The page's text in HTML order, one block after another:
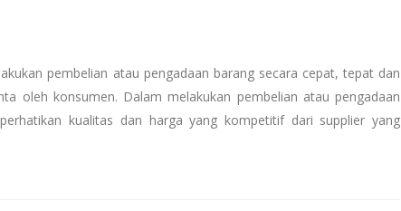
pembelian atau pengadaan barang secara cepat, tepat dan
oleh konsumen. Dalam melakukan pembelian atau pengadaan
kualitas dan harga yang kompetitif dari supplier yang